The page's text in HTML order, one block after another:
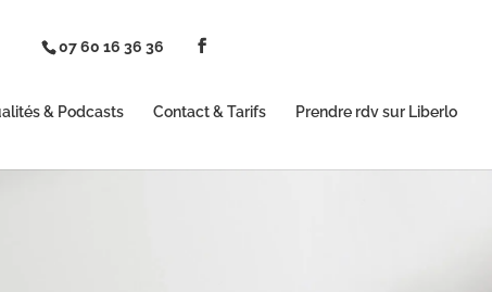
07 60 16 36 36
& Podcasts Contact & Tarifs Prendre rdv sur Liberlo